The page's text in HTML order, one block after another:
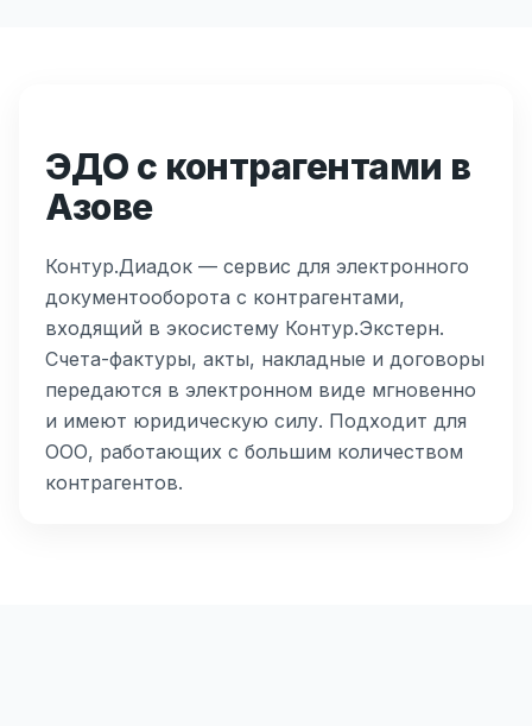
ЭДО с контрагентами в
Азове
Контур.Диадок — сервис для электронного
документооборота с контрагентами,
входящий в экосистему Контур.Экстерн.
Счета-фактуры, акты, накладные и договоры
передаются в электронном виде мгновенно
и имеют юридическую силу. Подходит для
ООО, работающих с большим количеством
контрагентов.